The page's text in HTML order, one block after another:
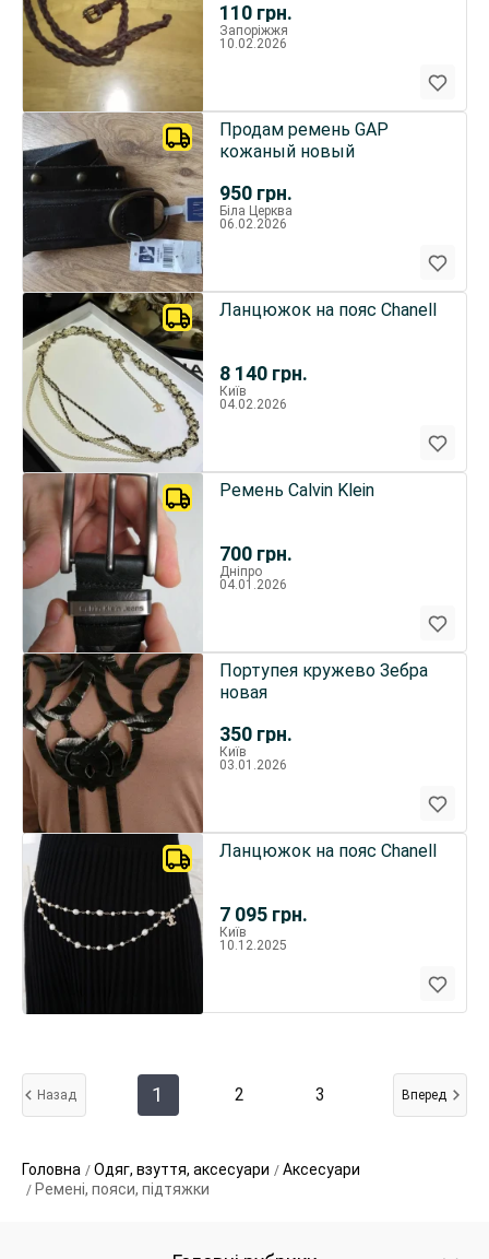
110 грн.
Запоріжжя
10.02.2026
950 грн.
Продам ремень GAP
кожаный новый
Біла Церква
06.02.2026
8 140 грн.
Ланцюжок на пояс Chanell
Київ
04.02.2026
700 грн.
Ремень Calvin Klein
Дніпро
04.01.2026
350 грн.
Портупея кружево Зебра
новая
Київ
03.01.2026
7 095 грн.
Ланцюжок на пояс Chanell
Київ
10.12.2025
Назад 1 2 3 Вперед
Головна Одяг, взуття, аксесуари
Аксесуари
Ремені, пояси, підтяжки